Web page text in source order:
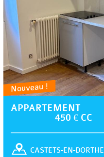
Nouveau !
APPARTEMENT
450 € CC
CASTETS-EN-DORTHE